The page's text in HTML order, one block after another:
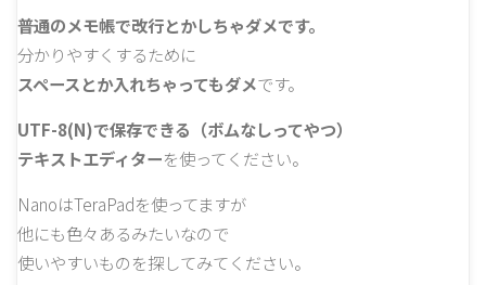
普通のメモ帳で改行とかしちゃダメです。
分かりやすくするために
スペースとか入れちゃってもダメです。
UTF-8(N)で保存できる（ボムなしってやつ）
テキストエディターを使ってください。
NanoはTeraPadを使ってますが
他にも色々あるみたいなので
使いやすいものを探してみてください。